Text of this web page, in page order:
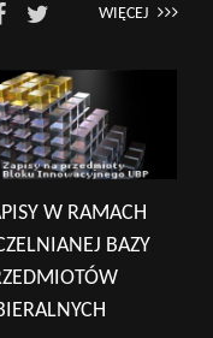
WIĘCEJ
W RAMACH
BAZY